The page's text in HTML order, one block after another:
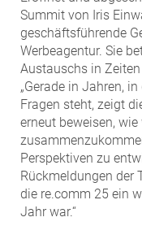
Summit von Iris
geschäftsführende
Werbeagentur. Sie
Austauschs in
„Gerade in Jahren,
Fragen steht, zeigt
erneut beweisen,
Perspektiven zu
Rückmeldungen der
die re.comm 25 ein
Jahr war.“